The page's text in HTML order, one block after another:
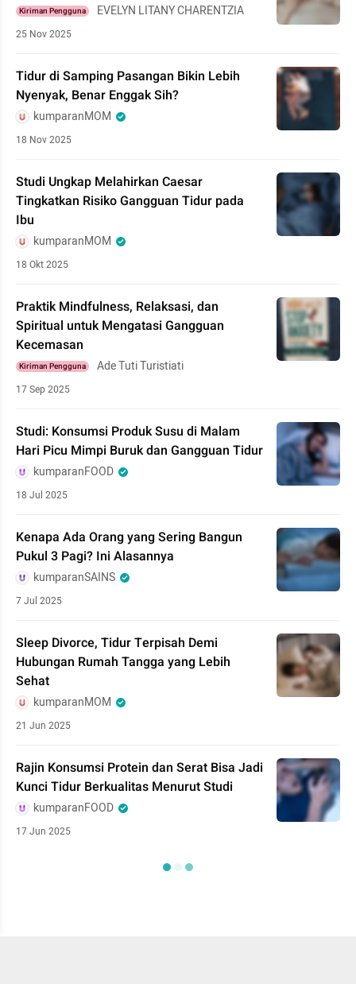
Kiriman Pengguna EVELYN LITANY CHARENTZIA
25 Nov 2025
Tidur di Samping Pasangan Bikin Lebih
Nyenyak, Benar Enggak Sih?
kumparanMOM
18 Nov 2025
Studi Ungkap Melahirkan Caesar
Tingkatkan Risiko Gangguan Tidur pada
Ibu
kumparanMOM
18 Okt 2025
Praktik Mindfulness, Relaksasi, dan
Spiritual untuk Mengatasi Gangguan
Kecemasan
Kiriman Pengguna Ade Tuti Turistiati
17 Sep 2025
Studi: Konsumsi Produk Susu di Malam
Hari Picu Mimpi Buruk dan Gangguan Tidur
kumparanFOOD
18 Jul 2025
Kenapa Ada Orang yang Sering Bangun
Pukul 3 Pagi? Ini Alasannya
kumparanSAINS
7 Jul 2025
Sleep Divorce, Tidur Terpisah Demi
Hubungan Rumah Tangga yang Lebih
Sehat
kumparanMOM
21 Jun 2025
Rajin Konsumsi Protein dan Serat Bisa Jadi
Kunci Tidur Berkualitas Menurut Studi
kumparanFOOD
17 Jun 2025